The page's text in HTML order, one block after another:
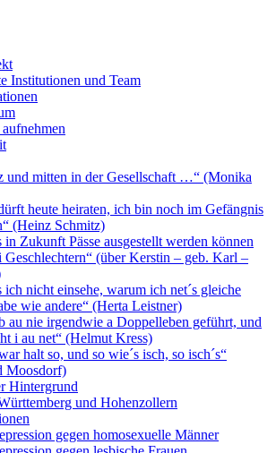
Institutionen und Team
und mitten in der Gesellschaft …“ (Monika
heute heiraten, ich bin noch im Gefängnis
(Heinz Schmitz)
Zukunft Pässe ausgestellt werden können
Geschlechtern“ (über Kerstin – geb. Karl –
nicht einsehe, warum ich net´s gleiche
wie andere“ (Herta Leistner)
au nie irgendwie a Doppelleben geführt, und
i au net“ (Helmut Kress)
halt so, und so wie´s isch, so isch´s“
Moosdorf)
Hintergrund
und Hohenzollern
gegen homosexuelle Männer